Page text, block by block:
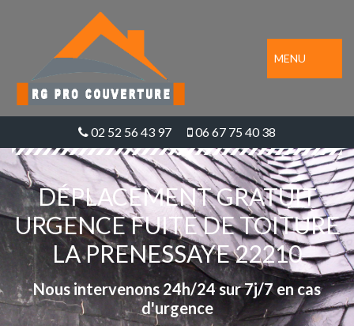
MENU
02 52 56 43 97 06 67 75 40 38
DÉPLACEMENT GRATUIT
URGENCE FUITE DE TOITURE
LA PRENESSAYE 22210
Nous intervenons 24h/24 sur 7j/7 en cas
d'urgence